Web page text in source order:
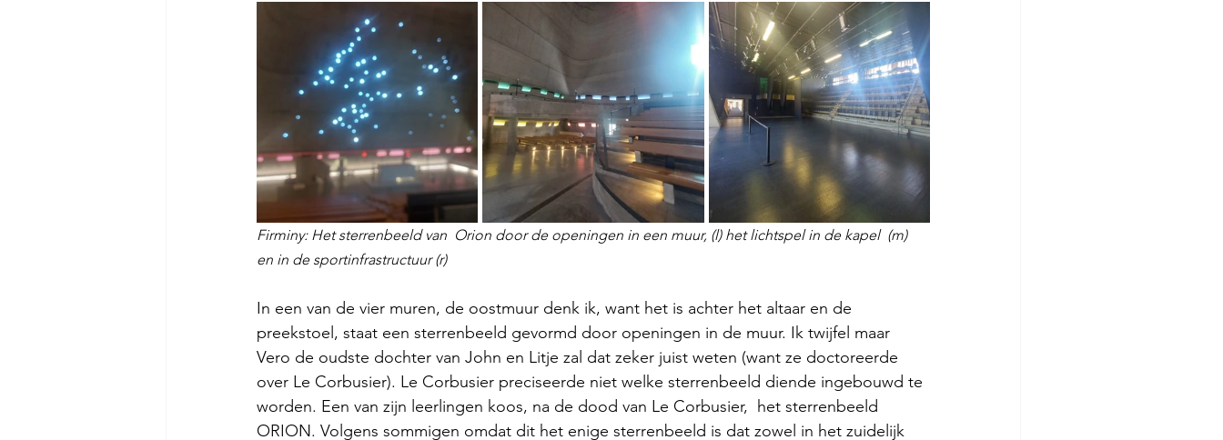
Firminy: Het sterrenbeeld van  Orion door de openingen in een muur, (l) het lichtspel in de kapel  (m)
en in de sportinfrastructuur (r)
In een van de vier muren, de oostmuur denk ik, want het is achter het altaar en de
preekstoel, staat een sterrenbeeld gevormd door openingen in de muur. Ik twijfel maar
Vero de oudste dochter van John en Litje zal dat zeker juist weten (want ze doctoreerde
over Le Corbusier). Le Corbusier preciseerde niet welke sterrenbeeld diende ingebouwd te
worden. Een van zijn leerlingen koos, na de dood van Le Corbusier,  het sterrenbeeld
ORION. Volgens sommigen omdat dit het enige sterrenbeeld is dat zowel in het zuidelijk